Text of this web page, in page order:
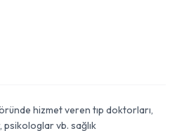
hizmet veren tıp doktorları,
vb. sağlık